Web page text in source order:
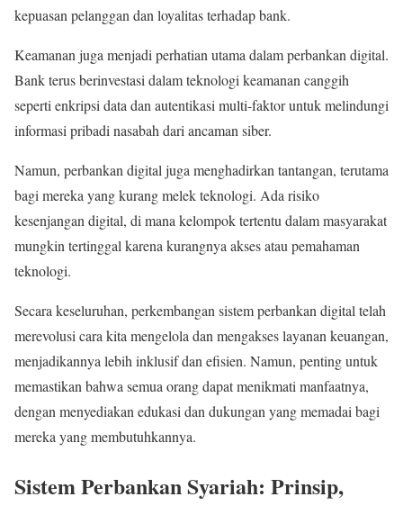
kepuasan pelanggan dan loyalitas terhadap bank.
Keamanan juga menjadi perhatian utama dalam perbankan digital.
Bank terus berinvestasi dalam teknologi keamanan canggih
seperti enkripsi data dan autentikasi multi-faktor untuk melindungi
informasi pribadi nasabah dari ancaman siber.
Namun, perbankan digital juga menghadirkan tantangan, terutama
bagi mereka yang kurang melek teknologi. Ada risiko
kesenjangan digital, di mana kelompok tertentu dalam masyarakat
mungkin tertinggal karena kurangnya akses atau pemahaman
teknologi.
Secara keseluruhan, perkembangan sistem perbankan digital telah
merevolusi cara kita mengelola dan mengakses layanan keuangan,
menjadikannya lebih inklusif dan efisien. Namun, penting untuk
memastikan bahwa semua orang dapat menikmati manfaatnya,
dengan menyediakan edukasi dan dukungan yang memadai bagi
mereka yang membutuhkannya.
Sistem Perbankan Syariah: Prinsip,